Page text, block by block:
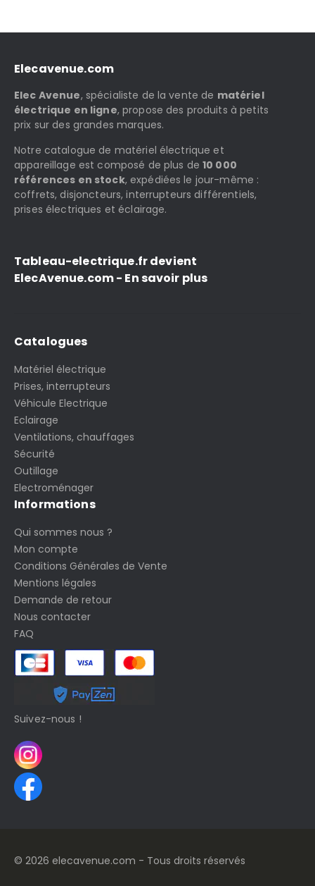
Elecavenue.com
Elec Avenue, spécialiste de la vente de matériel
électrique en ligne, propose des produits à petits
prix sur des grandes marques.
Notre catalogue de matériel électrique et
appareillage est composé de plus de10 000
références en stock, expédiées le jour-même :
coffrets, disjoncteurs, interrupteurs différentiels,
prises électriques et éclairage.
Tableau-electrique.fr devient
ElecAvenue.com - En savoir plus
Catalogues
Matériel électrique
Prises, interrupteurs
Véhicule Electrique
Eclairage
Ventilations, chauffages
Sécurité
Outillage
Electroménager
Informations
Qui sommes nous ?
Mon compte
Conditions Générales de Vente
Mentions légales
Demande de retour
Nous contacter
FAQ
Suivez-nous !
© 2026 elecavenue.com - Tous droits réservés